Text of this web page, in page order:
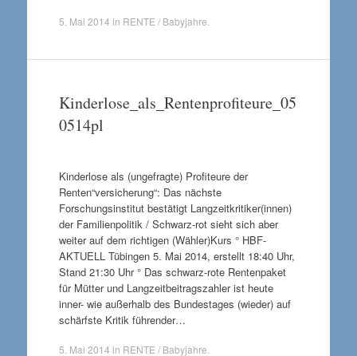
5. Mai 2014 in RENTE / Babyjahre
Kinderlose_als_Rentenprofiteure_05
0514pl
Kinderlose als (ungefragte) Profiteure der
Renten“versicherung“: Das nächste
Forschungsinstitut bestätigt Langzeitkritiker(innen)
der Familienpolitik / Schwarz-rot sieht sich aber
weiter auf dem richtigen (Wähler)Kurs ° HBF-
AKTUELL Tübingen 5. Mai 2014, erstellt 18:40 Uhr,
Stand 21:30 Uhr ° Das schwarz-rote Rentenpaket
für Mütter und Langzeitbeitragszahler ist heute
inner- wie außerhalb des Bundestages (wieder) auf
schärfste Kritik führender…
5. Mai 2014 in RENTE / Babyjahre